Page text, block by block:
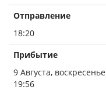
Отправление
18:20
Прибытие
9 Августа, воскресенье
19:56